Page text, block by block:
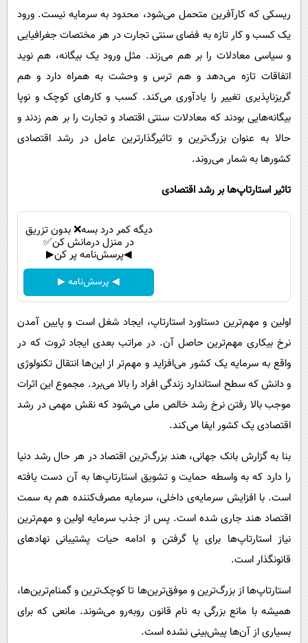
ریسکی که کارآفرین متحمل می‌شود، محدود به سرمایه نیست. ورود
یک کسب و کار تازه به فضای سنتی تجارت در هر مختصات جغرافیایی
و سیاسی معادلات را بر هم می‌زند. مثل ورود یک بیگانه، هم نوید
اتفاقات تازه می‌دهد و هم ترس و وحشت به همراه دارد و هم
گریزناپذیری تغییر را یادآوری می‌کند. کسب و کارهای کوچک و نوپا
بیگانه‌هایی بودند که معادلات سنتی اقتصاد و تجارت را بر هم زدند و
حالا به عنوان بزرگ‌ترین و تاثیرگذارترین عامل در رشد اقتصادی
کشورها به شمار می‌روند.
تاثیر استارتاپ‌ها بر رشد اقتصادی
دیگه کمر درد بسه❌ بدون تزریق
در منزل درمانش کن✅
◀پرسش‌نامه پر کن▶
◀ پرسش‌نامه ▶
اولین و مهم‌ترین دستاورد استارتاپ، ایجاد شغل است و پایین آمدن
نرخ بیکاری مهم‌ترین حاصل آن. در مراتب بعدی ایجاد ثروت که در
واقع به سرمایه یک کشور می‌افزاید و مهم‌تر از این‌ها انتقال تکنولوژی
و دانش که سطح استاندارد زندگی افراد را بالا می‌برد. مجموع این اثرات
موجب بالا رفتن نرخ رشد خالص ملی می‌شود که نقش مهمی در رشد
اقتصادی یک کشور ایفا می‌کند.
بنا به گزارش بانک جهانی، هند بزرگ‌ترین اقتصاد در هر حال رشد دنیا
را دارد که به واسطه حمایت و تشویق استارتاپ‌ها به آن دست یافته
است. با افزایش سرمایه‌ی داخلی، سرمایه مصرف‌کننده هم به سمت
اقتصاد هند جاری شده است. پس از جذب سرمایه اولین و مهم‌ترین
نیاز استارتاپ‌ها برای پا گرفتن و ادامه حیات پشتیبانی نهادهای
قانونگذار است.
استارتاپ‌ها از بزرگ‌ترین و موفق‌ترین‌ها تا کوچک‌ترین و گمنام‌ترین‌ها،
همیشه با مانع بزرگی به نام قانون روبه‌رو می‌شوند. مانعی که برای
بسیاری از آن‌ها پیش‌بینی نشده است.